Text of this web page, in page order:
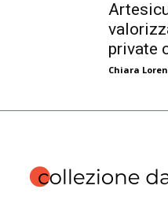
private
Chiara